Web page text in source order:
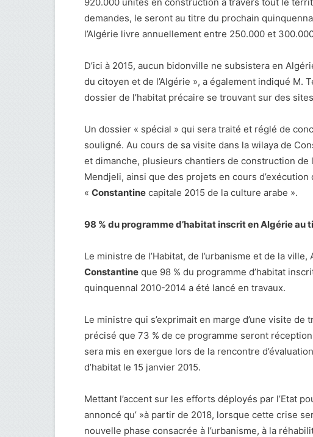
demandes, le seront au titre du prochain
l’Algérie livre annuellement entre 250.000 et
D’ici à 2015, aucun bidonville ne subsistera en
du citoyen et de l’Algérie », a également indiqué M.
dossier de l’habitat précaire se trouvant sur des
Un dossier « spécial » qui sera traité et réglé de
souligné. Au cours de sa visite dans la wilaya de
et dimanche, plusieurs chantiers de construction
Mendjeli, ainsi que des projets en cours
« Constantine capitale 2015 de la culture arabe ».
98 % du programme d’habitat inscrit en Algérie
Le ministre de l’Habitat, de l’urbanisme et de la
Constantine que 98 % du programme d’habitat
quinquennal 2010-2014 a été lancé en travaux.
Le ministre qui s’exprimait en marge d’une visite
précisé que 73 % de ce programme seront
sera mis en exergue lors de la rencontre
d’habitat le 15 janvier 2015.
Mettant l’accent sur les efforts déployés par l’Etat
annoncé qu’ »à partir de 2018, lorsque cette crise
nouvelle phase consacrée à l’urbanisme, à la